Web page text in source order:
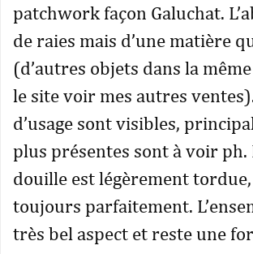
patchwork façon Galuchat.
de raies mais d’une matière
(d’autres objets dans la
le site voir mes autres
d’usage sont visibles,
plus présentes sont à voir ph.
douille est légèrement
toujours parfaitement.
très bel aspect et reste une